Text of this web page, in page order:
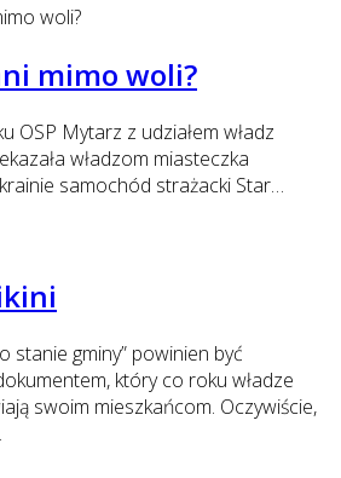
mimo woli?
OSP Mytarz z udziałem władz
władzom miasteczka
samochód strażacki Star…
stanie gminy” powinien być
który co roku władze
swoim mieszkańcom. Oczywiście,